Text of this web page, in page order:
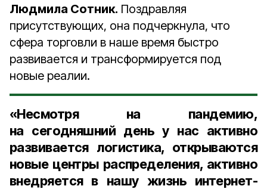
Людмила Сотник. Поздравляя
присутствующих, она подчеркнула, что
сфера торговли в наше время быстро
развивается и трансформируется под
новые реалии.
«Несмотря на пандемию,
на сегодняшний день у нас активно
развивается логистика, открываются
новые центры распределения, активно
внедряется в нашу жизнь интернет-